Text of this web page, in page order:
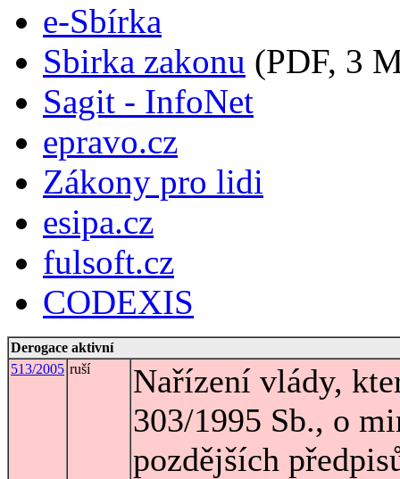
e-Sbírka
Sbirka zakonu (PDF, 3
Sagit - InfoNet
epravo.cz
Zákony pro lidi
esipa.cz
fulsoft.cz
CODEXIS
Derogace aktivní
513/2005 ruší
Nařízení vlády,
303/1995 Sb., o
pozdějších